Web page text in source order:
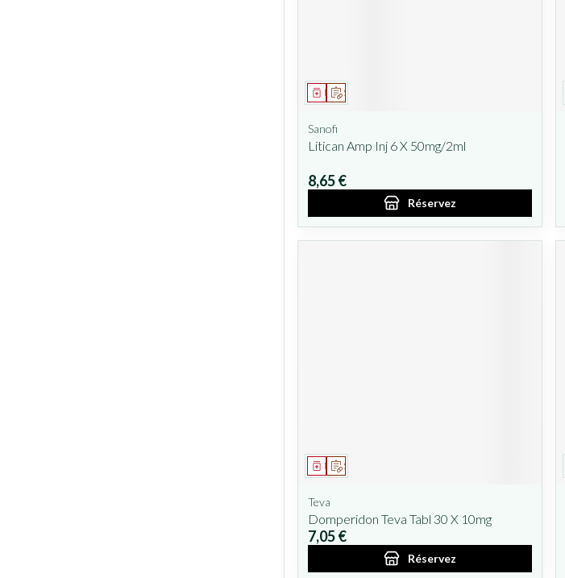
Sur prescription
Médicament
Sanofi
Litican Amp Inj 6 X 50mg/2ml
8,65 €
Réservez
Sur prescription
Médicament
Teva
Domperidon Teva Tabl 30 X 10mg
7,05 €
Réservez